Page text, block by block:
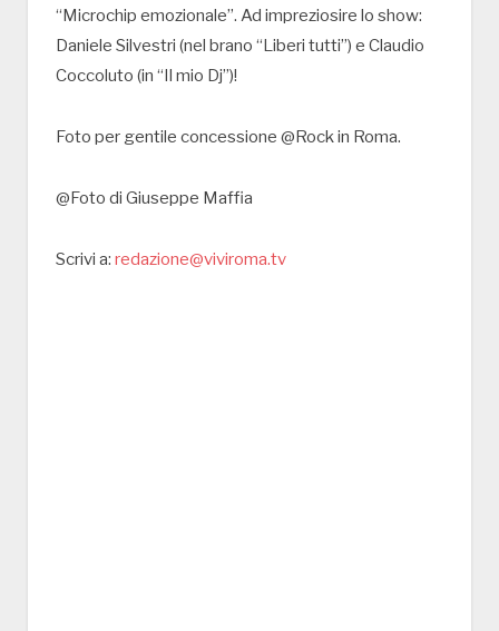
“Microchip emozionale”. Ad impreziosire lo show:
Daniele Silvestri (nel brano “Liberi tutti”) e Claudio
Coccoluto (in “Il mio Dj”)!
Foto per gentile concessione @Rock in Roma.
@Foto di Giuseppe Maffia
Scrivi a: redazione@viviroma.tv